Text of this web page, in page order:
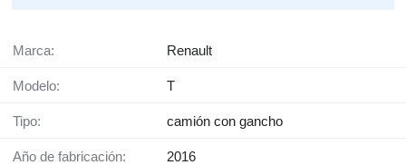
Marca: Renault
Modelo: T
Tipo: camión con gancho
Año de fabricación: 2016